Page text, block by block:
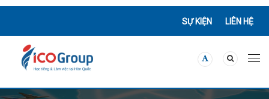
SỰ KIỆN LIÊN HỆ